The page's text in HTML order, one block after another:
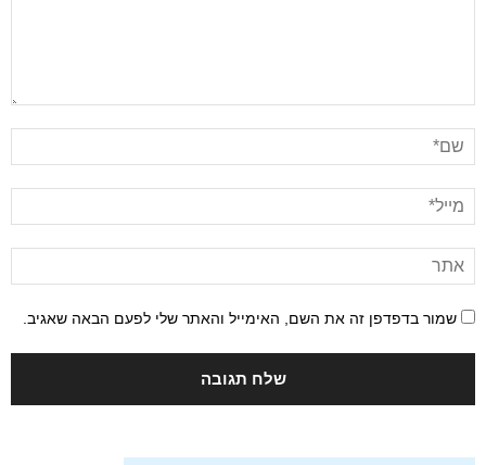
שמור בדפדפן זה את השם, האימייל והאתר שלי לפעם הבאה שאגיב.